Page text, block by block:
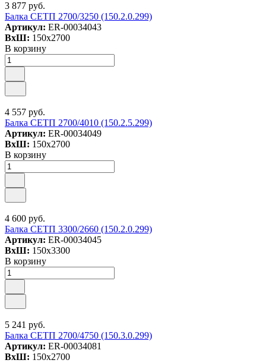
3 877 руб.
Балка СЕТП 2700/3250 (150.2.0.299)
Артикул: ER-00034043
ВxШ: 150x2700
В корзину
4 557 руб.
Балка СЕТП 2700/4010 (150.2.5.299)
Артикул: ER-00034049
ВxШ: 150x2700
В корзину
4 600 руб.
Балка СЕТП 3300/2660 (150.2.0.299)
Артикул: ER-00034045
ВxШ: 150x3300
В корзину
5 241 руб.
Балка СЕТП 2700/4750 (150.3.0.299)
Артикул: ER-00034081
ВxШ: 150x2700